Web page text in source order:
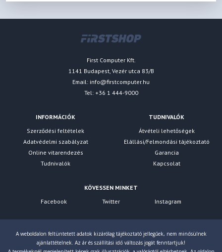
First Computer Kft.
1141 Budapest, Vezér utca 83/B
Email: info@firstcomputer.hu
Tel: +36 1 444-9000
INFORMÁCIÓK
Szerződési feltételek
Adatvédelmi szabályzat
Online vitarendezés
Tudnivalók
TUDNIVALÓK
Átvételi lehetőségek
Elállási/Felmondási tájékoztató
Garancia
Kapcsolat
KÖVESSEN MINKET
Facebook
Twitter Instagram
A weboldalon feltüntetett adatok kizárólag tájékoztató jellegűek, nem minősülnek
ajánlattételnek. Az ár és szállítási idő változás jogát fenntartjuk!